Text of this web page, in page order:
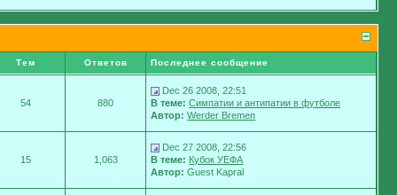
Тем Ответов Последнее сообщение
54 880
Dec 26 2008, 22:51
В теме: Симпатии и антипатии в футболе
Автор: Werder Bremen
15 1,063
Dec 27 2008, 22:56
В теме: Кубок УЕФА
Автор: Guest Kapral